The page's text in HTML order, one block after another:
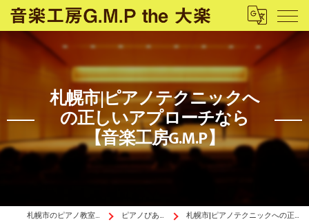
札幌市|ピアノテクニックへ
の正しいアプローチなら
【音楽工房G.M.P】
札幌市のピアノ教室は音楽工房G.M.P the 大楽 ピアノぴあ〜の《ブログ》 札幌市|ピアノテクニックへの正しいアプローチなら【音楽工房G.M.P】